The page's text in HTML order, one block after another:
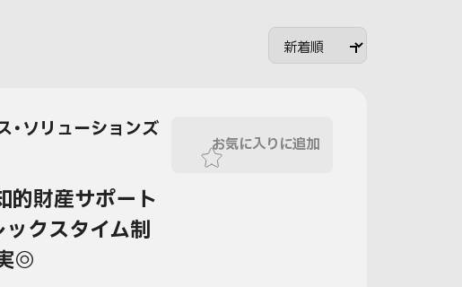
ソリューションズ
的財産サポート
ックスタイム制
◎
お気に入りに追加